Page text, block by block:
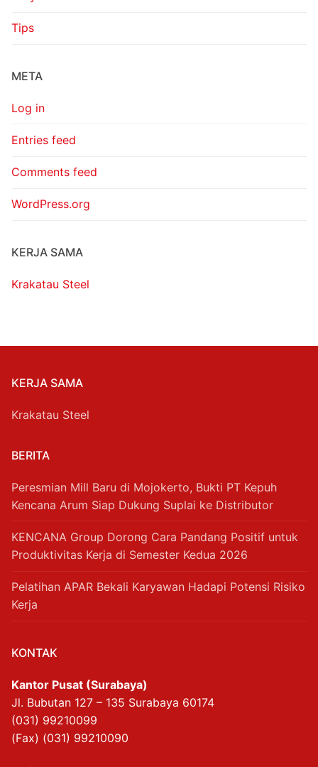
Tips
META
Log in
Entries feed
Comments feed
WordPress.org
KERJA SAMA
Krakatau Steel
KERJA SAMA
Krakatau Steel
BERITA
Peresmian Mill Baru di Mojokerto, Bukti PT Kepuh
Kencana Arum Siap Dukung Suplai ke Distributor
KENCANA Group Dorong Cara Pandang Positif untuk
Produktivitas Kerja di Semester Kedua 2026
Pelatihan APAR Bekali Karyawan Hadapi Potensi Risiko
Kerja
KONTAK
Kantor Pusat (Surabaya)
Jl. Bubutan 127 – 135 Surabaya 60174
(031) 99210099
(Fax) (031) 99210090